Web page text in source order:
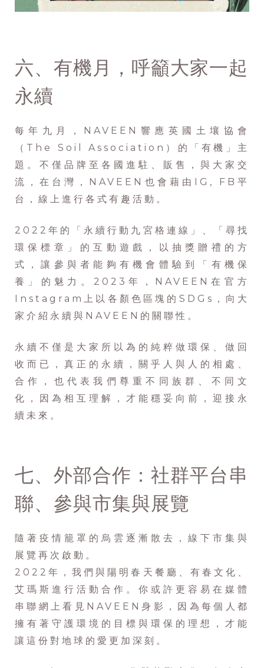
六、有機月，呼籲大家一起
永續
每年九月，NAVEEN響應英國土壤協會
（The Soil Association）的「有機」主
題。不僅品牌至各國進駐、販售，與大家交
流，在台灣，NAVEEN也會藉由IG, FB平
台，線上進行各式有趣活動。
2022年的「永續行動九宮格連線」、「尋找
環保標章」的互動遊戲，以抽獎贈禮的方
式，讓參與者能夠有機會體驗到「有機保
養」的魅力。2023年，NAVEEN在官方
Instagram上以各顏色區塊的SDGs，向大
家介紹永續與NAVEEN的關聯性。
永續不僅是大家所以為的純粹做環保、做回
收而已，真正的永續，關乎人與人的相處、
合作，也代表我們尊重不同族群、不同文
化，因為相互理解，才能穩妥向前，迎接永
續未來。
七、外部合作：社群平台串
聯、參與市集與展覽
隨著疫情籠罩的烏雲逐漸散去，線下市集與
展覽再次啟動。
2022年，我們與陽明春天餐廳、有春文化、
艾瑪斯進行活動合作。你或許更容易在媒體
串聯網上看見NAVEEN身影，因為每個人都
擁有著守護環境的目標與環保的理想，才能
讓這份對地球的愛更加深刻。